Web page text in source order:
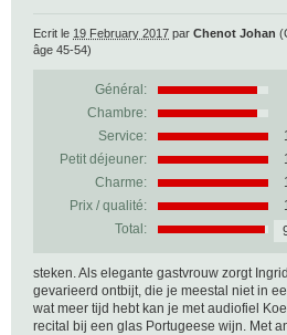
Ecrit le 19 February 2017 par Chenot Johan
âge 45-54)
Général:
Chambre:
Service:
Petit déjeuner:
Charme:
Prix / qualité:
Total:
steken. Als elegante gastvrouw zorgt
gevarieerd ontbijt, die je meestal niet in
wat meer tijd hebt kan je met audiofiel
recital bij een glas Portugeese wijn. Met